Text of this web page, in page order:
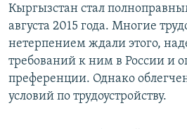
Кыргызстан стал
августа 2015 года. Многие
нетерпением ждали этого,
требований к ним в России и
преференции. Однако
условий по трудоустройству.